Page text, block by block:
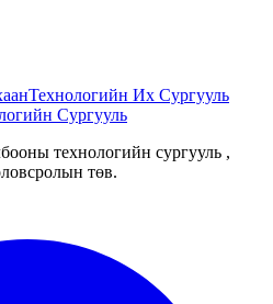
Технологийн Их Сургууль
Сургууль
технологийн сургууль ,
төв.